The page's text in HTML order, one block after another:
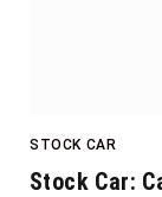
STOCK CAR
Stock Car: